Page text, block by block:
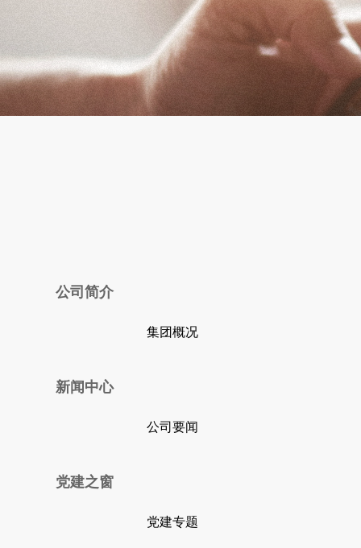
公司简介
集团概况
新闻中心
公司要闻
党建之窗
党建专题